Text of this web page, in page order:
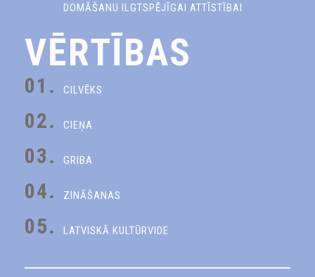
DOMĀŠANU ILGTSPĒJĪGAI ATTĪSTĪBAI
VĒRTĪBAS
01. CILVĒKS
02. CIEŅA
03. GRIBA
04. ZINĀŠANAS
05. LATVISKĀ KULTŪRVIDE